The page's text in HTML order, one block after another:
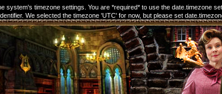
system's timezone settings. You are *required* to use the date.timezone
identifier. We selected the timezone 'UTC' for now, but please set